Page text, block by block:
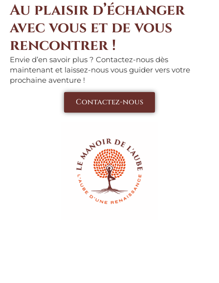
Au plaisir d’échanger
avec vous et de vous
rencontrer !
Envie d’en savoir plus ? Contactez-nous dès
maintenant et laissez-nous vous guider vers votre
prochaine aventure !
Contactez-nous